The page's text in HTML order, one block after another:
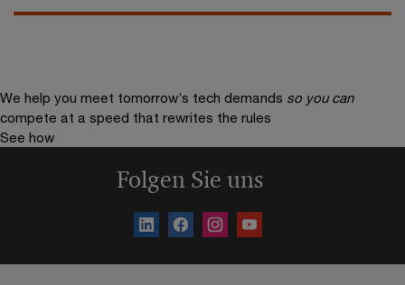
We help you meet tomorrow’s tech demands so you can
compete at a speed that rewrites the rules
See how
Folgen Sie uns